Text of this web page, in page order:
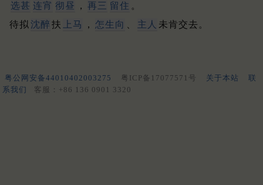
选甚 连宵 彻昼 ， 再三 留住 。
待拟 沈醉 扶 上马 ， 怎生向 主人 未肯交去。
粤公网安备44010402003275 粤ICP备17077571号 关于本站
联
系我们
客服：+86 136 0901 3320